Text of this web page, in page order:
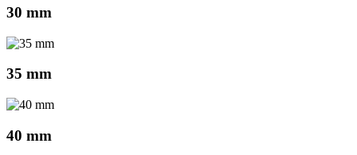
30 mm
35 mm
40 mm